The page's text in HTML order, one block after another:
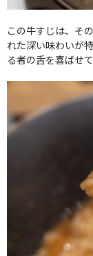
この牛すじは、そ
れた深い味わいが
る者の舌を喜ばせて